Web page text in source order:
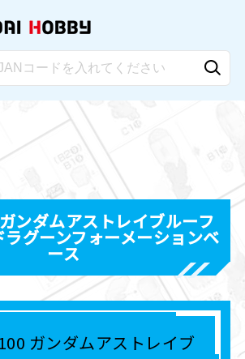
ンダムアストレイブルーフ
ラグーンフォーメーションベ
ース